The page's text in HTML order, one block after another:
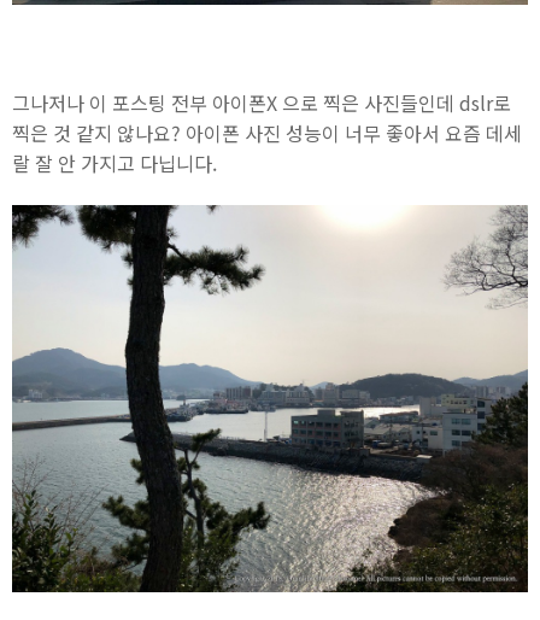
그나저나 이 포스팅 전부 아이폰X 으로 찍은 사진들인데 dslr로
찍은 것 같지 않나요? 아이폰 사진 성능이 너무 좋아서 요즘 데세
랄 잘 안 가지고 다닙니다.